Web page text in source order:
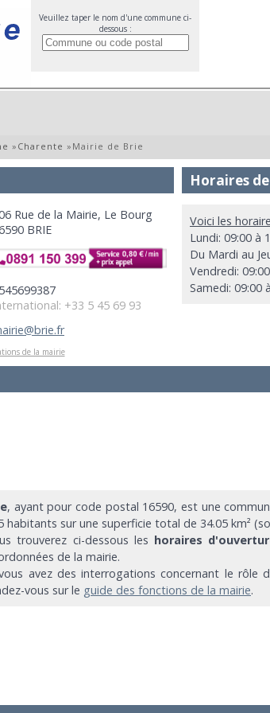
Veuillez taper le nom d'une commune ci-
dessous :
» Charente » Mairie de Brie
Rue de la Mairie, Le Bourg
BRIE
+33 5 45 69 93
de la mairie
Horaires
Voici les
Lundi: 09:00 à
Du Mardi au
Vendredi:
Samedi: 09:00
, ayant pour code postal 16590, est une
habitants sur une superficie total de 34.05 km²
trouverez ci-dessous les horaires
de la mairie.
avez des interrogations concernant le rôle
vous sur le guide des fonctions de la mairie.